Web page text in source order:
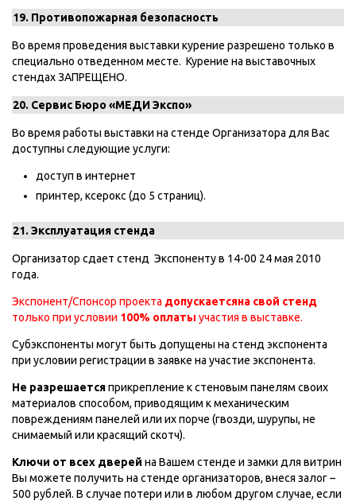
19. Противопожарная безопасность
Во время проведения выставки курение разрешено только в
специально отведенном месте. Курение на выставочных
стендах ЗАПРЕЩЕНО.
20. Сервис Бюро «МЕДИ Экспо»
Во время работы выставки на стенде Организатора для Вас
доступны следующие услуги:
доступ в интернет
принтер, ксерокс (до 5 страниц).
21. Эксплуатация стенда
Организатор сдает стенд Экспоненту в 14-00 24 мая 2010
года.
Экспонент/Спонсор проекта допускаетсяна свой стенд
только при условии 100% оплаты участия в выставке.
Субэкспоненты могут быть допущены на стенд экспонента
при условии регистрации в заявке на участие экспонента.
Не разрешаетсяприкрепление к стеновым панелям своих
материалов способом, приводящим к механическим
повреждениям панелей или их порче (гвозди, шурупы, не
снимаемый или красящий скотч).
Ключи от всех дверей на Вашем стенде и замки для витрин
Вы можете получить на стенде организаторов, внеся залог –
500 рублей. В случае потери или в любом другом случае, если